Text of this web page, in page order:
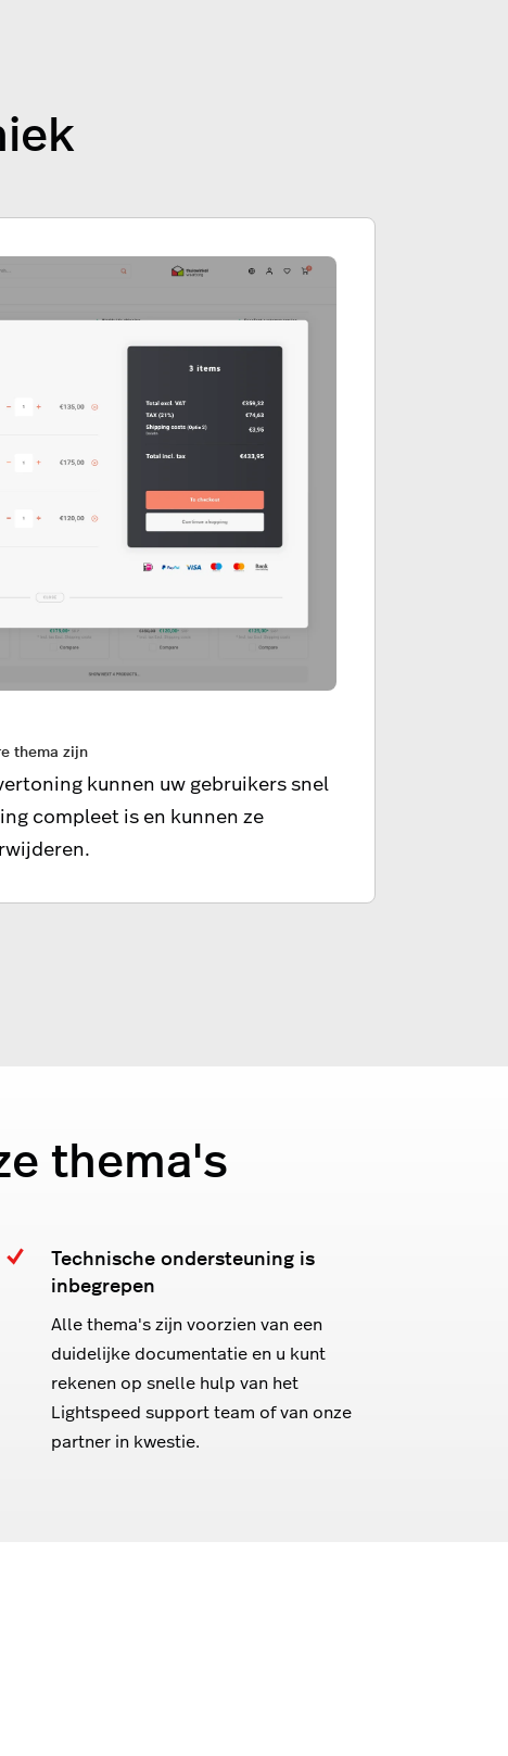
thema zijn
kunnen uw gebruikers snel
compleet is en kunnen ze
thema's
Technische ondersteuning is
inbegrepen
Alle thema's zijn voorzien van een
duidelijke documentatie en u kunt
rekenen op snelle hulp van het
Lightspeed support team of van onze
partner in kwestie.